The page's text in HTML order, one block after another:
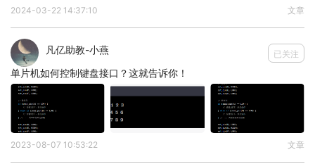
// 测试 GPR0 - 2
uint32_t*snvs_gpr;
for (snvs_gpr = &IOMUXC_SNVS_GPR->GPR0;
snvs_gpr <=>GPR2;
snvs_gpr++)
{
*snvs_gpr = flag;
映射的LCD驱动器，可支持最大64点
的LCD屏。单片机可通过I2
2024-03-22 14:37:10 文章
凡亿助教-小燕 已关注
单片机如何控制键盘接口？这就告诉你！
2023-08-07 10:53:22 文章